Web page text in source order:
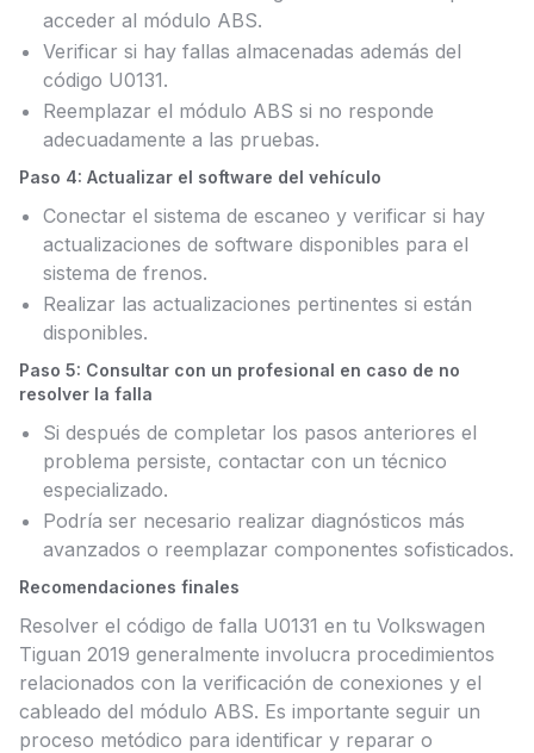
acceder al módulo ABS.
Verificar si hay fallas almacenadas además del
código U0131.
Reemplazar el módulo ABS si no responde
adecuadamente a las pruebas.
Paso 4: Actualizar el software del vehículo
Conectar el sistema de escaneo y verificar si hay
actualizaciones de software disponibles para el
sistema de frenos.
Realizar las actualizaciones pertinentes si están
disponibles.
Paso 5: Consultar con un profesional en caso de no
resolver la falla
Si después de completar los pasos anteriores el
problema persiste, contactar con un técnico
especializado.
Podría ser necesario realizar diagnósticos más
avanzados o reemplazar componentes sofisticados.
Recomendaciones finales
Resolver el código de falla U0131 en tu Volkswagen
Tiguan 2019 generalmente involucra procedimientos
relacionados con la verificación de conexiones y el
cableado del módulo ABS. Es importante seguir un
proceso metódico para identificar y reparar o